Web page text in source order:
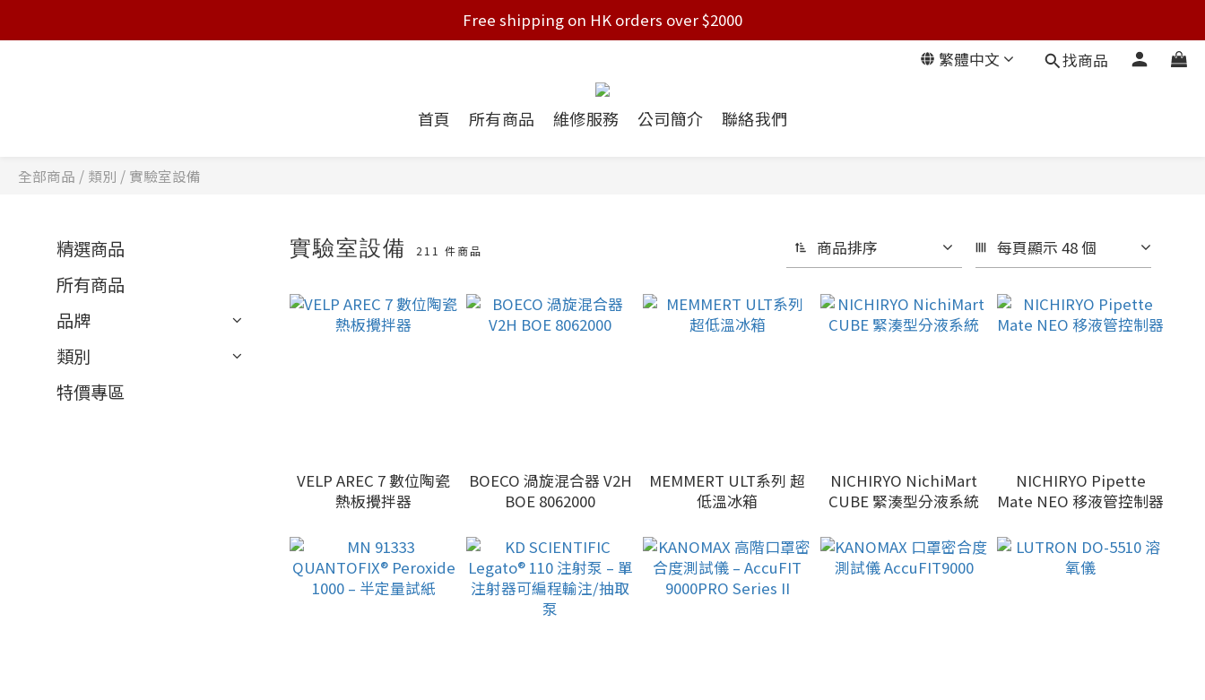
Free shipping on HK orders over $2000
Free shipping on HK orders over $2000
Free shipping on HK orders over $2000
繁體中文 找商品
首頁 所有商品 維修服務 公司簡介 聯絡我們
全部商品 / 類別 / 實驗室設備
精選商品
所有商品
品牌
類別
特價專區
實驗室設備 211 件商品 商品排序 每頁顯示 48 個
VELP AREC 7 數位陶瓷
熱板攪拌器
BOECO 渦旋混合器 V2H
BOE 8062000
MEMMERT ULT系列 超
低溫冰箱
NICHIRYO NichiMart
CUBE 緊湊型分液系統
NICHIRYO Pipette
Mate NEO 移液管控制器